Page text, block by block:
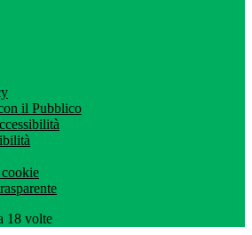
il Pubblico
cookie
18 volte